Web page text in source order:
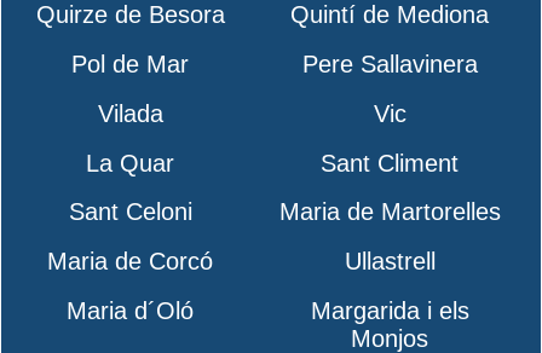
Quirze de Besora
Quintí de Mediona
Pol de Mar
Pere Sallavinera
Vilada
Vic
La Quar
Sant Climent
Sant Celoni
Maria de Martorelles
Maria de Corcó
Ullastrell
Maria d´Oló
Margarida i els
Monjos